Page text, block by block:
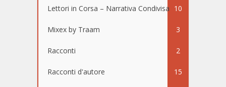
Lettori in Corsa – Narrativa Condivisa 10
Mixex by Traam 3
Racconti 2
Racconti d'autore 15